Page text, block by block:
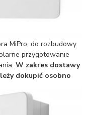
MiPro, do rozbudowy
przygotowanie
W zakres dostawy
dokupić osobno